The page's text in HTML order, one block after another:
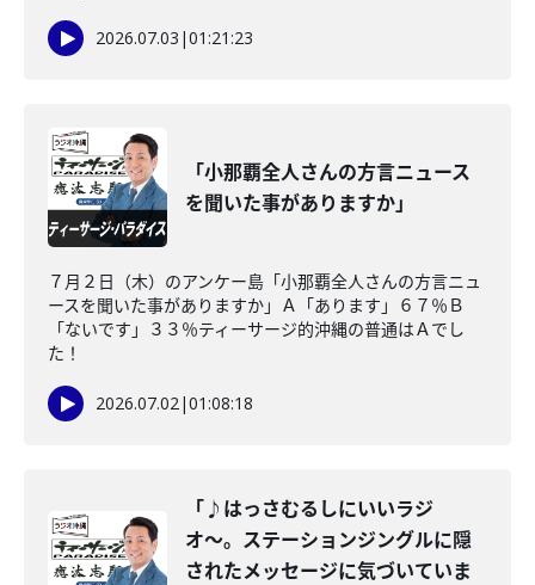
2026.07.03 |01:21:23
「小那覇全人さんの方言ニュース
を聞いた事がありますか」
７月２日（木）のアンケー島「小那覇全人さんの方言ニュ
ースを聞いた事がありますか」Ａ「あります」６７％Ｂ
「ないです」３３％ティーサージ的沖縄の普通はＡでし
た！
2026.07.02|01:08:18
「♪はっさむるしにいいラジ
オ〜。ステーションジングルに隠
されたメッセージに気づいていま